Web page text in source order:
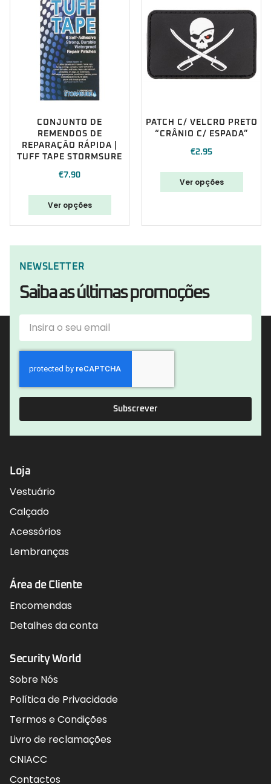
CONJUNTO DE
REMENDOS DE
REPARAÇÃO RÁPIDA |
TUFF TAPE STORMSURE
€7.90
Ver opções
PATCH C/ VELCRO PRETO
“CRÂNIO C/ ESPADA”
€2.95
Ver opções
NEWSLETTER
Saiba as últimas promoções
Subscrever
Loja
Vestuário
Calçado
Acessórios
Lembranças
Área de Cliente
Encomendas
Detalhes da conta
Security World
Sobre Nós
Política de Privacidade
Termos e Condições
Livro de reclamações
CNIACC
Contactos